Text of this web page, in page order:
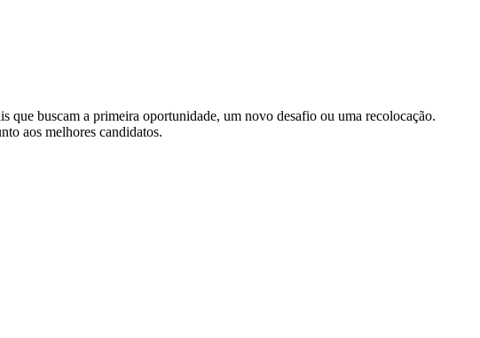
que buscam a primeira oportunidade, um novo desafio ou uma recolocação.
aos melhores candidatos.